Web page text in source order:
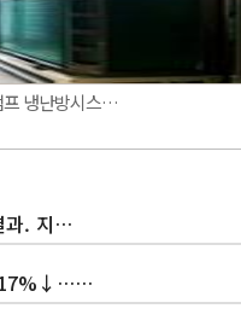
프 냉난방시스…
과. 지…
17%↓……